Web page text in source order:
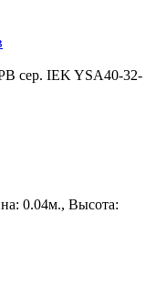
0.04м., Высота: